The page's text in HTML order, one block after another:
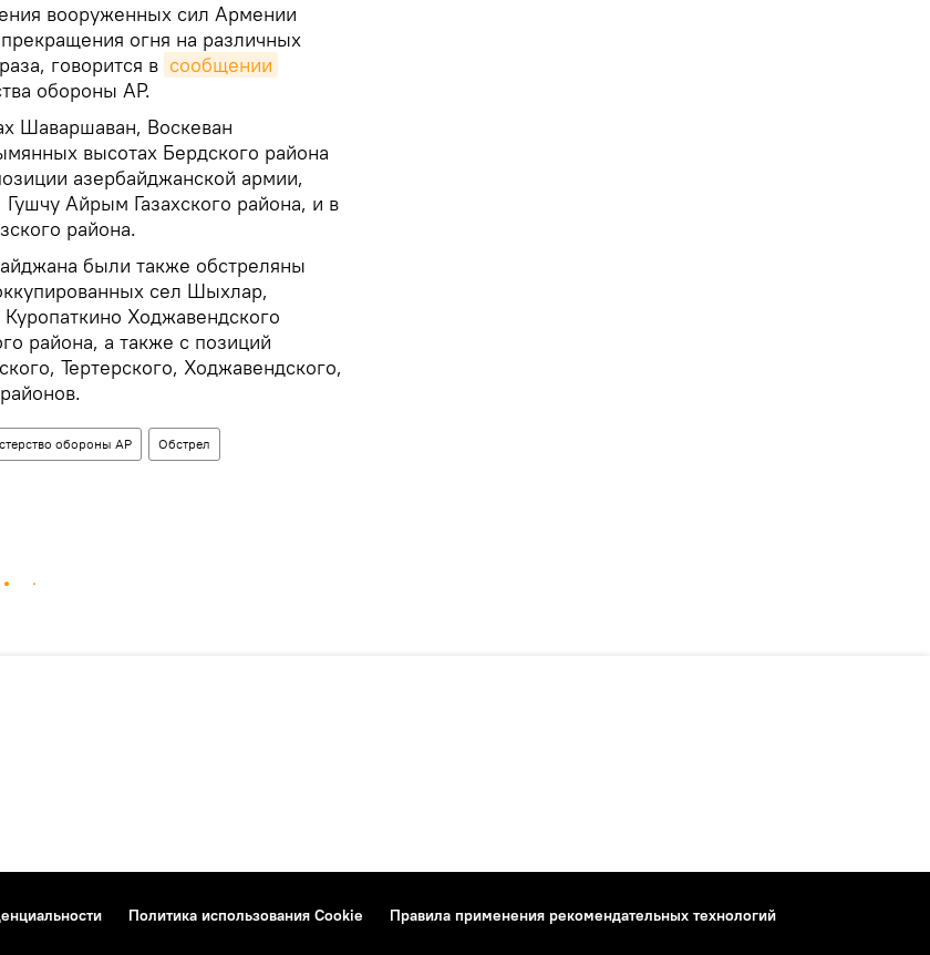
вооруженных сил Армении
огня на различных
говорится в сообщении
обороны АР.
Шаваршаван, Воскеван
высотах Бердского района
азербайджанской армии,
Айрым Газахского района, и в
района.
были также обстреляны
сел Шыхлар,
Ходжавендского
района, а также с позиций
Тертерского, Ходжавендского,
обороны АР Обстрел
Политика использования Cookie
Правила применения рекомендательных технологий